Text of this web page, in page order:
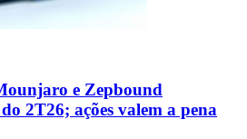
e Zepbound
2T26; ações valem a pena